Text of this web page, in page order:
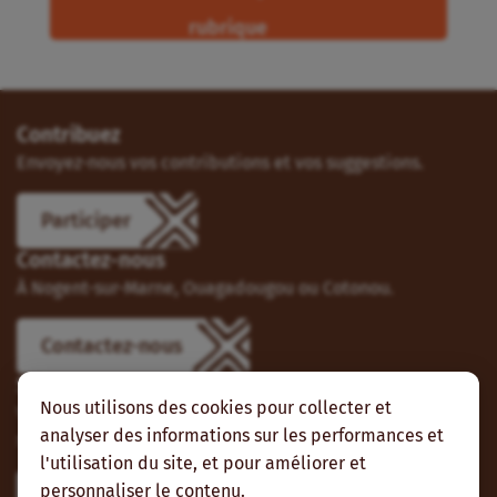
Nous utilisons des cookies pour collecter et
analyser des informations sur les performances et
l'utilisation du site, et pour améliorer et
personnaliser le contenu.
rubrique
Contribuez
Envoyez-nous vos contributions et vos suggestions.
Participer
Contactez-nous
À Nogent-sur-Marne, Ouagadougou ou Cotonou.
Contactez-nous
Suivez-nous
Vous pouvez aussi vous abonner à nos flux RSS et nous
suivre sur les réseaux sociaux.